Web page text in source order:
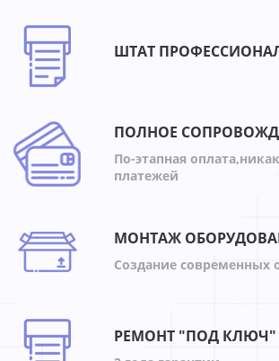
ШТАТ
ПОЛНОЕ
По-этапная
платежей
МОНТАЖ
Создание современных
РЕМОНТ "ПОД КЛЮЧ"